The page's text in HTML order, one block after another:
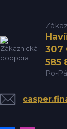
307
585
Po-